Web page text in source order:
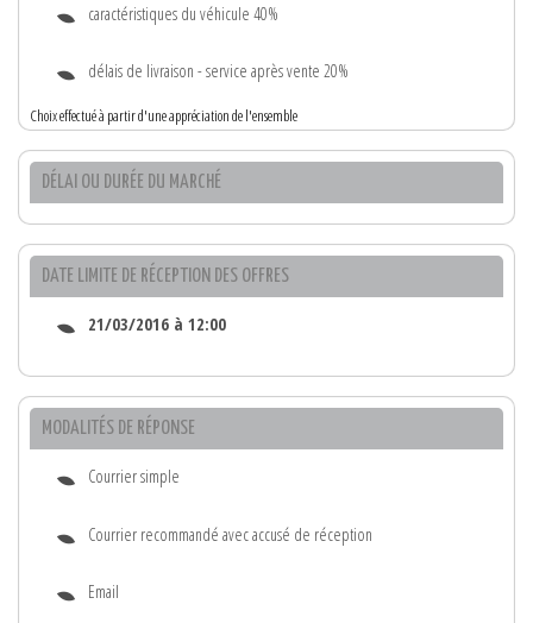
caractéristiques du véhicule 40%
délais de livraison - service après vente 20%
Choix effectué à partir d'une appréciation de l'ensemble
DÉLAI OU DURÉE DU MARCHÉ
DATE LIMITE DE RÉCEPTION DES OFFRES
21/03/2016 à 12:00
MODALITÉS DE RÉPONSE
Courrier simple
Courrier recommandé avec accusé de réception
Email